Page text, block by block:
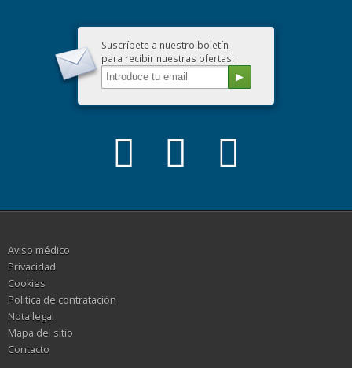
Suscríbete a nuestro boletín
para recibir nuestras ofertas:
Aviso médico
Privacidad
Cookies
Política de contratación
Nota legal
Mapa del sitio
Contacto